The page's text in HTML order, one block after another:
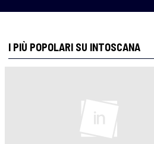
I PIÙ POPOLARI SU INTOSCANA